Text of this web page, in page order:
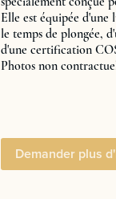
Elle est équipée
le temps de plongée,
d'une certification
Photos non
Demander plus